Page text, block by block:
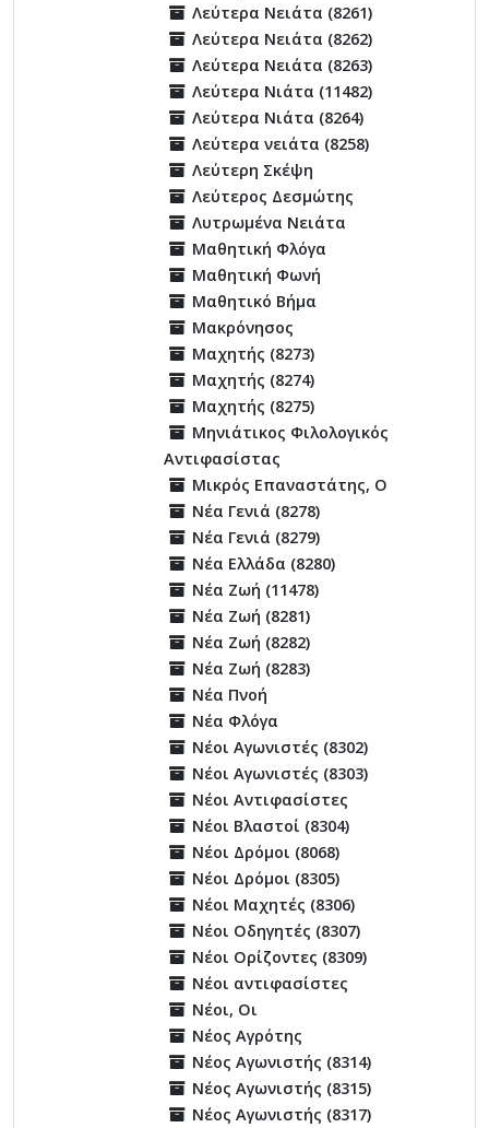
Λεύτερα Νειάτα (8261)
Λεύτερα Νειάτα (8262)
Λεύτερα Νειάτα (8263)
Λεύτερα Νιάτα (11482)
Λεύτερα Νιάτα (8264)
Λεύτερα νειάτα (8258)
Λεύτερη Σκέψη
Λεύτερος Δεσμώτης
Λυτρωμένα Νειάτα
Μαθητική Φλόγα
Μαθητική Φωνή
Μαθητικό Βήμα
Μακρόνησος
Μαχητής (8273)
Μαχητής (8274)
Μαχητής (8275)
Μηνιάτικος Φιλολογικός
Αντιφασίστας
Μικρός Επαναστάτης, Ο
Νέα Γενιά (8278)
Νέα Γενιά (8279)
Νέα Ελλάδα (8280)
Νέα Ζωή (11478)
Νέα Ζωή (8281)
Νέα Ζωή (8282)
Νέα Ζωή (8283)
Νέα Πνοή
Νέα Φλόγα
Νέοι Αγωνιστές (8302)
Νέοι Αγωνιστές (8303)
Νέοι Αντιφασίστες
Νέοι Βλαστοί (8304)
Νέοι Δρόμοι (8068)
Νέοι Δρόμοι (8305)
Νέοι Μαχητές (8306)
Νέοι Οδηγητές (8307)
Νέοι Ορίζοντες (8309)
Νέοι αντιφασίστες
Νέοι, Οι
Νέος Αγρότης
Νέος Αγωνιστής (8314)
Νέος Αγωνιστής (8315)
Νέος Αγωνιστής (8317)